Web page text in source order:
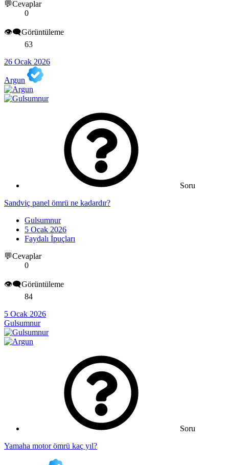
💬Cevaplar
0
👁️‍🗨️Görüntüleme
63
26 Ocak 2026
Argun
Soru
Sandviç panel ömrü ne kadardır?
Gulsumnur
5 Ocak 2026
Faydalı İpuçları
💬Cevaplar
0
👁️‍🗨️Görüntüleme
84
5 Ocak 2026
Gulsumnur
Soru
Yamaha motor ömrü kaç yıl?